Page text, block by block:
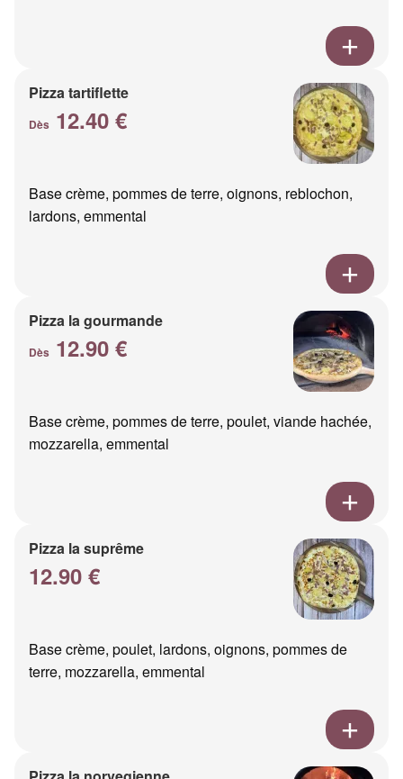
Pizza tartiflette
Dès 12.40 €
Base crème, pommes de terre, oignons, reblochon,
lardons, emmental
Pizza la gourmande
Dès 12.90 €
Base crème, pommes de terre, poulet, viande hachée,
mozzarella, emmental
Pizza la suprême
12.90 €
Base crème, poulet, lardons, oignons, pommes de
terre, mozzarella, emmental